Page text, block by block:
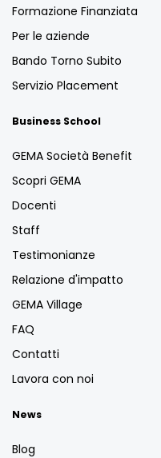
Formazione Finanziata
Per le aziende
Bando Torno Subito
Servizio Placement
Business School
GEMA Società Benefit
Scopri GEMA
Docenti
Staff
Testimonianze
Relazione d'impatto
GEMA Village
FAQ
Contatti
Lavora con noi
News
Blog